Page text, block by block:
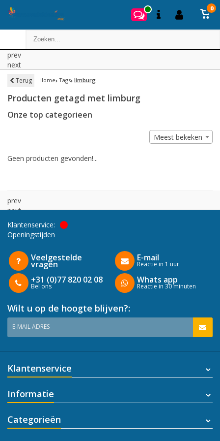
0
prev
next
Terug Home Tags limburg
Producten getagd met limburg
Onze top categorieen
Meest bekeken
Geen producten gevonden!...
prev
next
Klantenservice:
Openingstijden
Veelgestelde
vragen
+31 (0)77 820 02 08
Bel ons
E-mail
Reactie in 1 uur
Whats app
Reactie in 30 minuten
Wilt u op de hoogte blijven?:
E-MAIL ADRES
Klantenservice
Informatie
Categorieën